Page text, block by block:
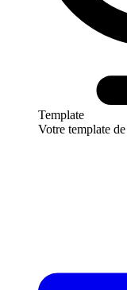
Template
Votre template